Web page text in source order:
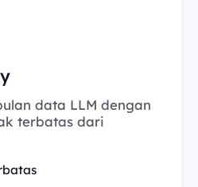
data LLM dengan
terbatas dari